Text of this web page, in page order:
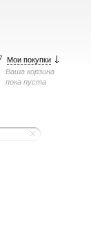
Мои покупки
Ваша корзина
пока пуста